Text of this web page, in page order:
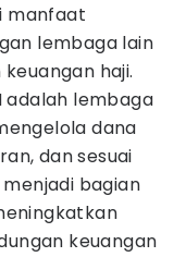
manfaat
lembaga lain
haji.
adalah lembaga
dana
dan sesuai
bagian
keuangan